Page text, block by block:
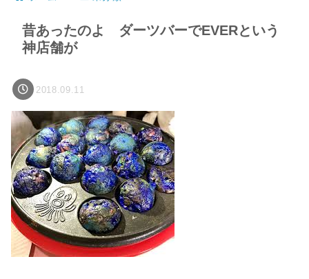
昔あったのよ ダーツバーでEVERという
神店舗が
2018.09.11